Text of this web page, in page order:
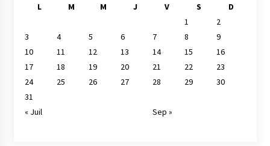
L
M M J V S
D
1
2
3
4 5 6 7 8
9
10
11 12 13 14 15
16
17
18 19 20 21 22
23
24
25 26 27 28 29
30
31
« Juil
Sep »